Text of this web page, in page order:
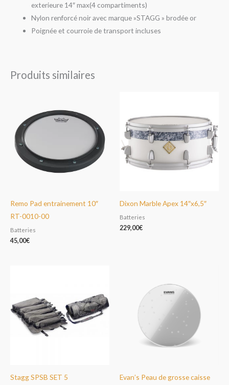
exterieure 14″ max(4 compartiments)
Nylon renforcé noir avec marque »STAGG » brodée or
Poignée et courroie de transport incluses
Produits similaires
Remo Pad entrainement 10″
RT-0010-00
Batteries
45,00€
Dixon Marble Apex 14″x6,5″
Batteries
229,00€
Stagg SPSB SET 5
Evan’s Peau de grosse caisse